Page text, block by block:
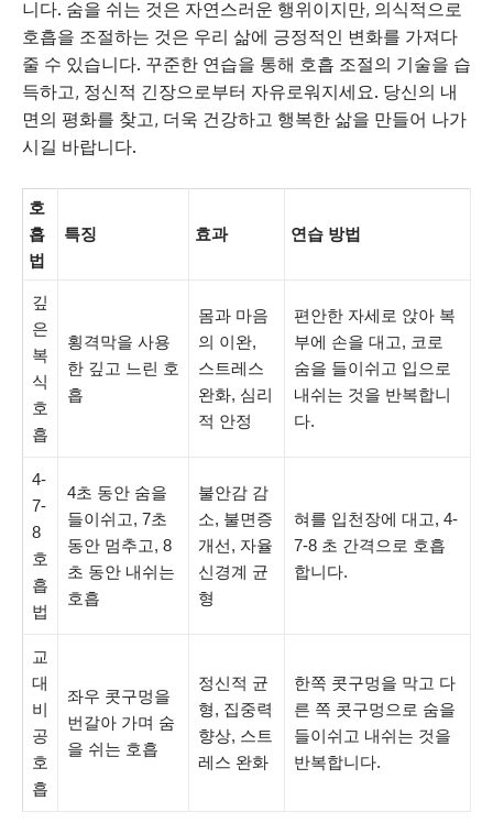
니다. 숨을 쉬는 것은 자연스러운 행위이지만, 의식적으로
호흡을 조절하는 것은 우리 삶에 긍정적인 변화를 가져다
줄 수 있습니다. 꾸준한 연습을 통해 호흡 조절의 기술을 습
득하고, 정신적 긴장으로부터 자유로워지세요. 당신의 내
면의 평화를 찾고, 더욱 건강하고 행복한 삶을 만들어 나가
시길 바랍니다.
호
흡
법
특징 효과 연습 방법
깊
은
복
식
호
흡
횡격막을 사용
한 깊고 느린 호
흡
몸과 마음
의 이완,
스트레스
완화, 심리
적 안정
편안한 자세로 앉아 복
부에 손을 대고, 코로
숨을 들이쉬고 입으로
내쉬는 것을 반복합니
다.
4-
7-
8
호
흡
법
4초 동안 숨을
들이쉬고, 7초
동안 멈추고, 8
초 동안 내쉬는
호흡
불안감 감
소, 불면증
개선, 자율
신경계 균
형
혀를 입천장에 대고, 4-
7-8 초 간격으로 호흡
합니다.
교
대
비
공
호
흡
좌우 콧구멍을
번갈아 가며 숨
을 쉬는 호흡
정신적 균
형, 집중력
향상, 스트
레스 완화
한쪽 콧구멍을 막고 다
른 쪽 콧구멍으로 숨을
들이쉬고 내쉬는 것을
반복합니다.